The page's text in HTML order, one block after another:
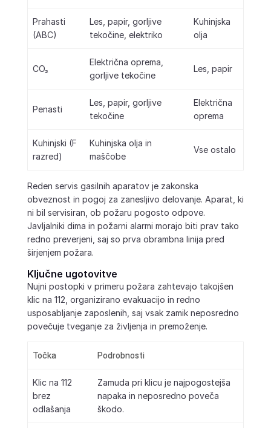
Prahasti
(ABC)
Les, papir, gorljive
tekočine, elektriko
Kuhinjska
olja
CO₂
Električna oprema,
gorljive tekočine
Les, papir
Penasti
Les, papir, gorljive
tekočine
Električna
oprema
Kuhinjski (F
razred)
Kuhinjska olja in
maščobe
Vse ostalo
Reden servis gasilnih aparatov je zakonska
obveznost in pogoj za zanesljivo delovanje. Aparat, ki
ni bil servisiran, ob požaru pogosto odpove.
Javljalniki dima in požarni alarmi morajo biti prav tako
redno preverjeni, saj so prva obrambna linija pred
širjenjem požara.
Ključne ugotovitve
Nujni postopki v primeru požara zahtevajo takojšen
klic na 112, organizirano evakuacijo in redno
usposabljanje zaposlenih, saj vsak zamik neposredno
povečuje tveganje za življenja in premoženje.
Točka Podrobnosti
Klic na 112
brez
odlašanja
Zamuda pri klicu je najpogostejša
napaka in neposredno poveča
škodo.